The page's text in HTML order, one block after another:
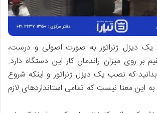
یک دیزل ژنراتور به صورت اصولی و درست،
بر روی میزان راندمان کار این دستگاه دارد.
بدانید که نصب یک دیزل ژنراتور و اینکه شروع
این معنا نیست که تمامی استانداردهای لازم